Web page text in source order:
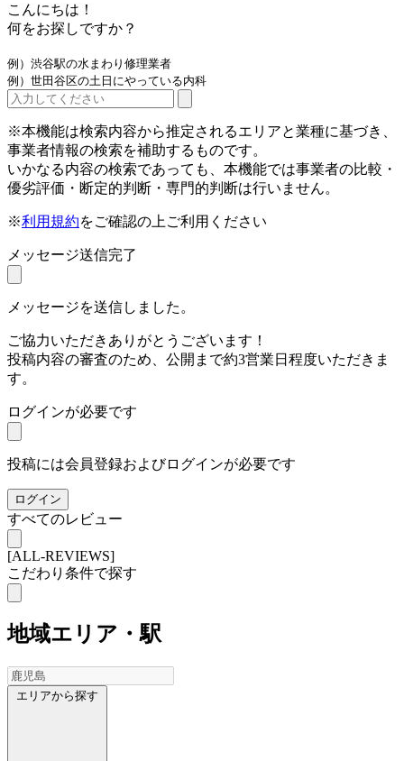
こんにちは！
何をお探しですか？
例）渋谷駅の水まわり修理業者
例）世田谷区の土日にやっている内科
※本機能は検索内容から推定されるエリアと業種に基づき、
事業者情報の検索を補助するものです。
いかなる内容の検索であっても、本機能では事業者の比較・
優劣評価・断定的判断・専門的判断は行いません。
※利用規約をご確認の上ご利用ください
メッセージ送信完了
メッセージを送信しました。
ご協力いただきありがとうございます！
投稿内容の審査のため、公開まで約3営業日程度いただきま
す。
ログインが必要です
投稿には会員登録およびログインが必要です
ログイン
すべてのレビュー
[ALL-REVIEWS]
こだわり条件で探す
地域エリア・駅
エリアから探す